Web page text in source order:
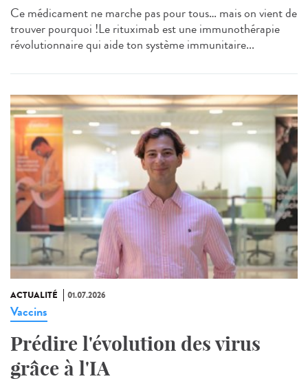
Ce médicament ne marche pas pour tous… mais on vient de
trouver pourquoi !Le rituximab est une immunothérapie
révolutionnaire qui aide ton système immunitaire...
ACTUALITÉ 01.07.2026
Vaccins
Prédire l'évolution des virus
grâce à l'IA